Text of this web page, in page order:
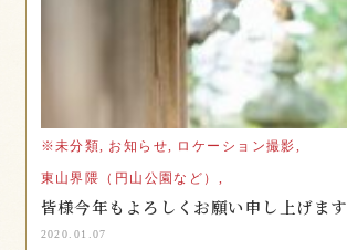
※未分類, お知らせ, ロケーション撮影,
東山界隈（円山公園など）,
皆様今年もよろしくお願い申し上げます
2020.01.07